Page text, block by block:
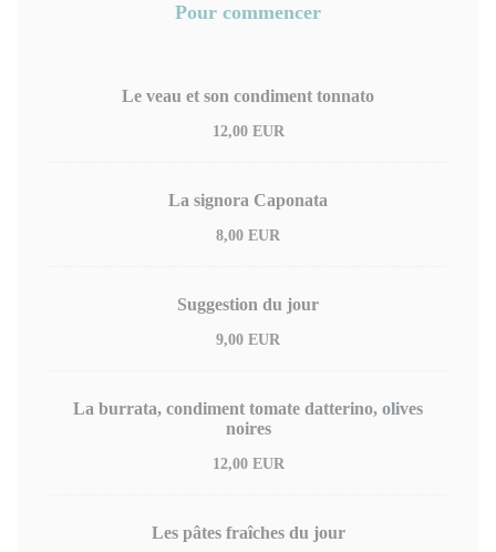
Pour commencer
Le veau et son condiment tonnato
12,00 EUR
La signora Caponata
8,00 EUR
Suggestion du jour
9,00 EUR
La burrata, condiment tomate datterino, olives
noires
12,00 EUR
Les pâtes fraîches du jour